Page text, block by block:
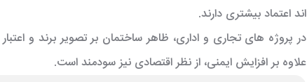
اند اعتماد بیشتری دارند.
در پروژه های تجاری و اداری، ظاهر ساختمان بر تصویر برند و
علاوه بر افزایش ایمنی، از نظر اقتصادی نیز سودمند است.